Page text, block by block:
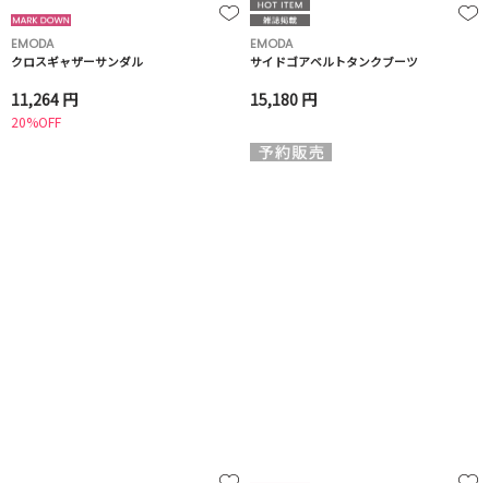
EMODA
クロスギャザーサンダル
11,264 円
20%OFF
EMODA
サイドゴアベルトタンクブーツ
15,180 円